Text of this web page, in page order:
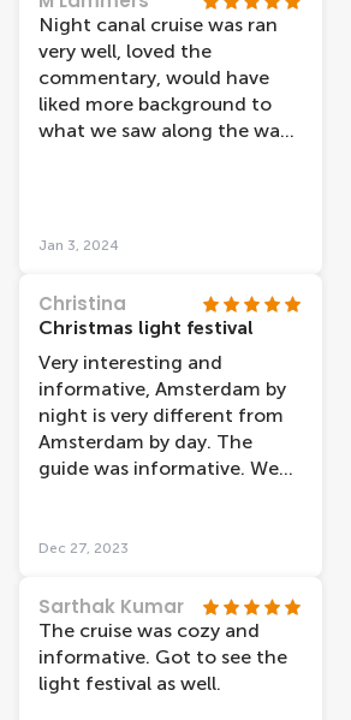
you expect to see more than
a few small art fixtures... the
streets of Amsterdam had
more/better lights than that.
I'd def go on lovers again...
maybe they have a lunch on
Night canal cruise was ran
very well, loved the
commentary, would have
liked more background to
what we saw along the way.
more commentary would
Jan 3, 2024
Christina
Christmas light festival
Very interesting and
informative, Amsterdam by
night is very different from
Amsterdam by day. The
guide was informative. We
Dec 27, 2023
Sarthak Kumar
The cruise was cozy and
informative. Got to see the
light festival as well.